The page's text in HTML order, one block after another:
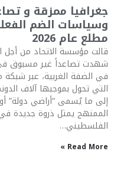
جغرافيا ممزقة و
وسياسات الضم
مطلع عام 2026
شهدت تصاعداً غير مسبوق في
في الضفة الغربية، عبر شبكة
التي تحول بموجبها آلاف
إلى ما يُسمى “أراضي دولة”
الممنهج يمثل ذروة جديدة
الفلسطيني…
Read More »